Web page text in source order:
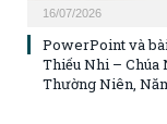
16/07/2026
PowerPoint và
Thiếu Nhi – Chúa
Thường Niên,